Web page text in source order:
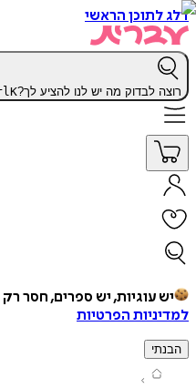
הראשי
לבדוק מה יש לנו להציע לך? CtrlK
עוגיות, יש ספרים, חסר רק קפה.
הפרטיות